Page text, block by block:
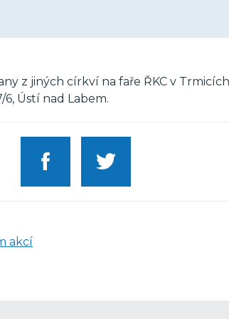
z jiných církví na faře ŘKC v
6, Ústí nad Labem.
akcí